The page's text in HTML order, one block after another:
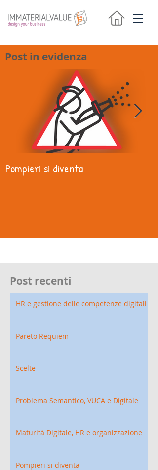
Post recenti
HR e gestione delle competenze digitali
Pareto Requiem
Scelte
Problema Semantico, VUCA e Digitale
Maturità Digitale, HR e organizzazione
Pompieri si diventa
Post in evidenza
Pompieri si diventa